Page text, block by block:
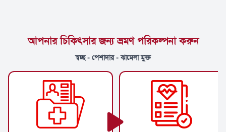
আপনার চিকিৎসার জন্য ভ্রমণ পরিকল্পনা করুন
স্বচ্ছ - পেশাদার - ঝামেলা মুক্ত